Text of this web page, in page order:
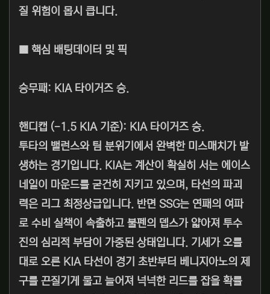
질 위험이 몹시 큽니다.
■ 핵심 배팅데이터 및 픽
승무패: KIA 타이거즈 승.
핸디캡 (-1.5 KIA 기준): KIA 타이거즈 승.
투타의 밸런스와 팀 분위기에서 완벽한 미스매치가 발
생하는 경기입니다. KIA는 계산이 확실히 서는 에이스
네일이 마운드를 굳건히 지키고 있으며, 타선의 파괴
력은 리그 최정상급입니다. 반면 SSG는 연패의 여파
로 수비 실책이 속출하고 불펜의 뎁스가 얇아져 투수
진의 심리적 부담이 가중된 상태입니다. 기세가 오를
대로 오른 KIA 타선이 경기 초반부터 베니지아노의 제
구를 끈질기게 물고 늘어져 넉넉한 리드를 잡을 확률